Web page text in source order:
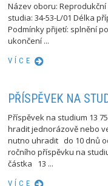
Název oboru: Reprodukční
studia: 34-53-L/01 Délka
Podmínky přijetí: splnění
ukončení ...
VÍCE
PŘÍSPĚVEK NA
Příspěvek na studium 13
hradit jednorázově nebo
nutno uhradit do 10 dnů
ročního příspěvku na
částka 13 ...
VÍCE